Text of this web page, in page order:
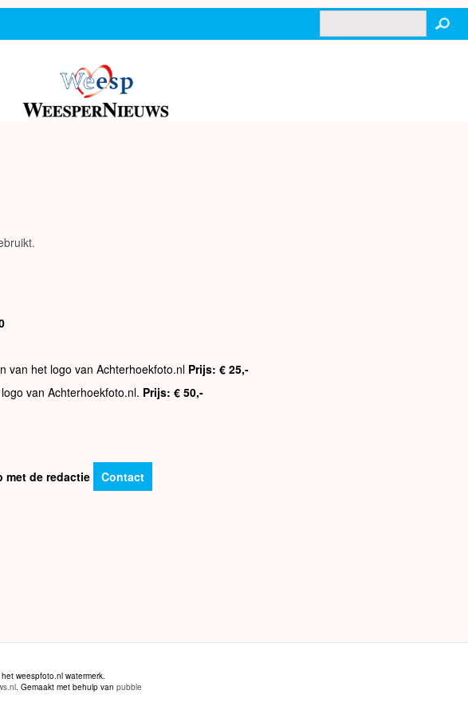
van het logo van Achterhoekfoto.nl Prijs: € 25,-
van Achterhoekfoto.nl. Prijs: € 50,-
met de redactie
Contact
weespfoto.nl watermerk.
. Gemaakt met behulp vanpubble